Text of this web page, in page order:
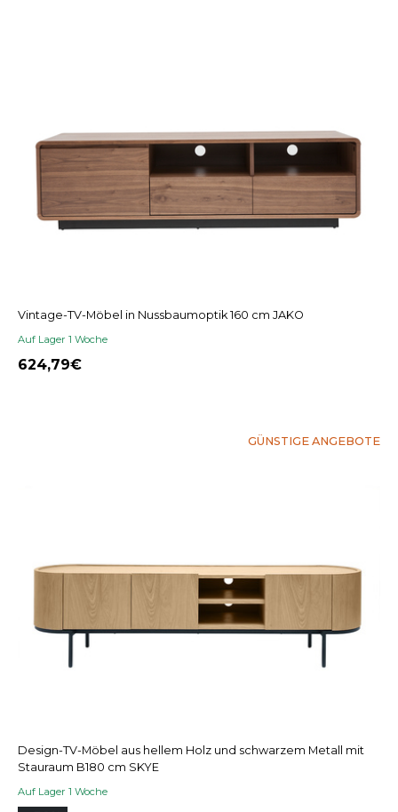
Vintage-TV-Möbel in Nussbaumoptik 160 cm JAKO
Auf Lager 1 Woche
624,79
GÜNSTIGE ANGEBOTE
Design-TV-Möbel aus hellem Holz und schwarzem Metall mit
Stauraum B180 cm SKYE
Auf Lager 1 Woche